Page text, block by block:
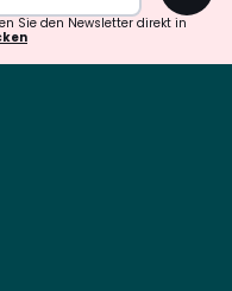
Sie den Newsletter direkt in